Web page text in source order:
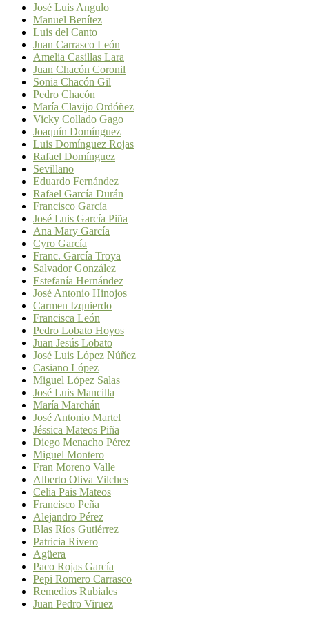
José Luis Angulo
Manuel Benítez
Luis del Canto
Juan Carrasco León
Amelia Casillas Lara
Juan Chacón Coronil
Sonia Chacón Gil
Pedro Chacón
María Clavijo Ordóñez
Vicky Collado Gago
Joaquín Domínguez
Luis Domínguez Rojas
Rafael Domínguez
Sevillano
Eduardo Fernández
Rafael García Durán
Francisco García
José Luis García Piña
Ana Mary García
Cyro García
Franc. García Troya
Salvador González
Estefanía Hernández
José Antonio Hinojos
Carmen Izquierdo
Francisca León
Pedro Lobato Hoyos
Juan Jesús Lobato
José Luis López Núñez
Casiano López
Miguel López Salas
José Luis Mancilla
María Marchán
José Antonio Martel
Jéssica Mateos Piña
Diego Menacho Pérez
Miguel Montero
Fran Moreno Valle
Alberto Oliva Vilches
Celia Pais Mateos
Francisco Peña
Alejandro Pérez
Blas Ríos Gutiérrez
Patricia Rivero
Agüera
Paco Rojas García
Pepi Romero Carrasco
Remedios Rubiales
Juan Pedro Viruez